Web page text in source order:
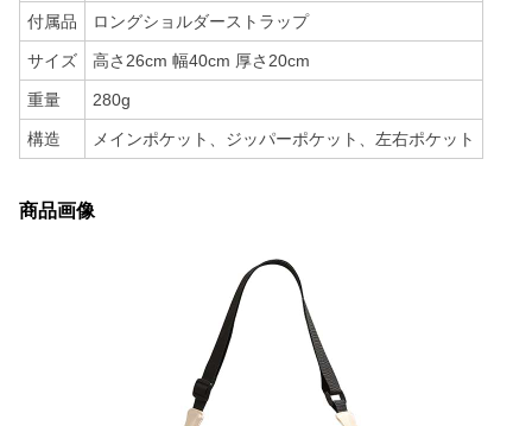
付属品 ロングショルダーストラップ
サイズ 高さ26cm 幅40cm 厚さ20cm
重量 280g
構造 メインポケット、ジッパーポケット、左右ポケット
商品画像